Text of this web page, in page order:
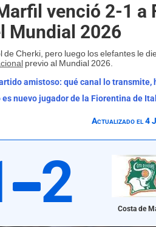
venció 2-1 a
Mundial 2026
Cherki, pero luego los elefantes le
previo al Mundial 2026.
nuevo jugador de la Fiorentina de
Actualizado el 4
2 Costa de